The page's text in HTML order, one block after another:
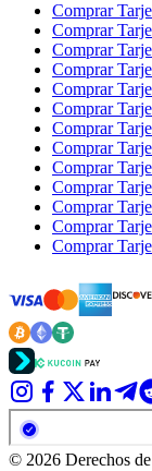
Comprar
Comprar
Comprar
Comprar
Comprar
Comprar
Comprar
Comprar
Comprar
Comprar
Comprar
Comprar
Comprar
© 2026 Derechos de